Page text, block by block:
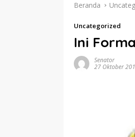
Beranda
Uncategorized
Ini
Senator
27 Oktober